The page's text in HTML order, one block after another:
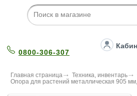
0800-306-307
Главная страница Техника, инвентарь
Опора для растений металлическая 905